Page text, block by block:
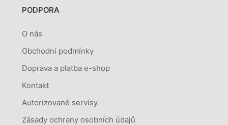
PODPORA
O nás
Obchodní podmínky
Doprava a platba e-shop
Kontakt
Autorizované servisy
Zásady ochrany osobních údajů